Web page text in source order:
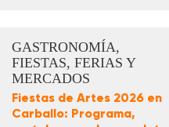
GASTRONOMÍA,
FIESTAS, FERIAS Y
MERCADOS
Fiestas de Artes 2026 en
Carballo: Programa,